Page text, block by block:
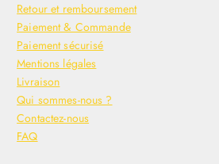
Retour et remboursement
Paiement & Commande
Paiement sécurisé
Mentions légales
Livraison
Qui sommes-nous ?
Contactez-nous
FAQ